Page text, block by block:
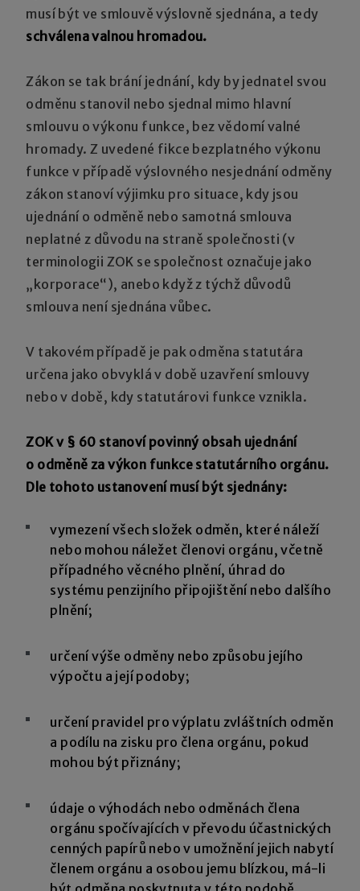
musí být ve smlouvě výslovně sjednána, a tedy
schválena valnou hromadou.
Zákon se tak brání jednání, kdy by jednatel svou
odměnu stanovil nebo sjednal mimo hlavní
smlouvu o výkonu funkce, bez vědomí valné
hromady. Z uvedené fikce bezplatného výkonu
funkce v případě výslovného nesjednání odměny
zákon stanoví výjimku pro situace, kdy jsou
ujednání o odměně nebo samotná smlouva
neplatné z důvodu na straně společnosti (v
terminologii ZOK se společnost označuje jako
„korporace“), anebo když z týchž důvodů
smlouva není sjednána vůbec.
V takovém případě je pak odměna statutára
určena jako obvyklá v době uzavření smlouvy
nebo v době, kdy statutárovi funkce vznikla.
ZOK v § 60 stanoví povinný obsah ujednání
o odměně za výkon funkce statutárního orgánu.
Dle tohoto ustanovení musí být sjednány:
vymezení všech složek odměn, které náleží
nebo mohou náležet členovi orgánu, včetně
případného věcného plnění, úhrad do
systému penzijního připojištění nebo dalšího
plnění;
určení výše odměny nebo způsobu jejího
výpočtu a její podoby;
určení pravidel pro výplatu zvláštních odměn
a podílu na zisku pro člena orgánu, pokud
mohou být přiznány;
údaje o výhodách nebo odměnách člena
orgánu spočívajících v převodu účastnických
cenných papírů nebo v umožnění jejich nabytí
členem orgánu a osobou jemu blízkou, má-li